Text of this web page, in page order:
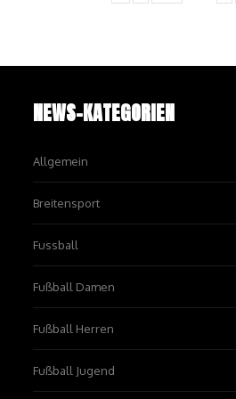
NEWS-KATEGORIEN
Allgemein
Breitensport
Fussball
Fußball Damen
Fußball Herren
Fußball Jugend